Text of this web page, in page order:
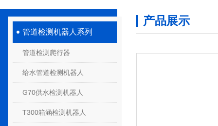
管道检测机器人系列
管道检测爬行器
给水管道检测机器人
G70供水检测机器人
T300箱涵检测机器人
产品展示